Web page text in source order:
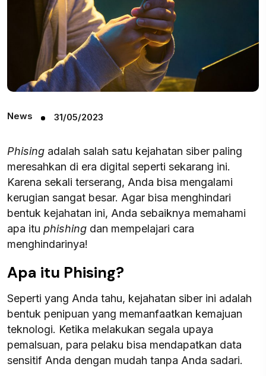
News 31/05/2023
Phising adalah salah satu kejahatan siber paling
meresahkan di era digital seperti sekarang ini.
Karena sekali terserang, Anda bisa mengalami
kerugian sangat besar. Agar bisa menghindari
bentuk kejahatan ini, Anda sebaiknya memahami
apa itu phishing dan mempelajari cara
menghindarinya!
Apa itu Phising?
Seperti yang Anda tahu, kejahatan siber ini adalah
bentuk penipuan yang memanfaatkan kemajuan
teknologi. Ketika melakukan segala upaya
pemalsuan, para pelaku bisa mendapatkan data
sensitif Anda dengan mudah tanpa Anda sadari.